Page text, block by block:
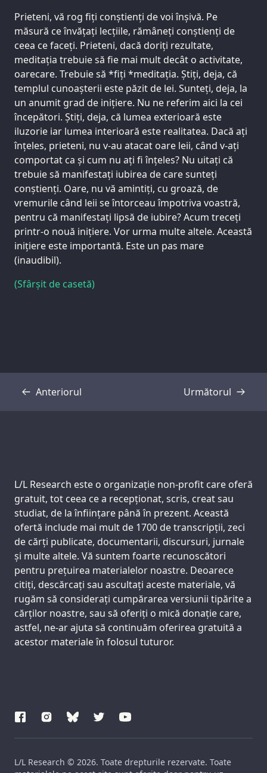
Prieteni, vă rog fiți conștienți de voi înșivă. Pe
măsură ce învățați lecțiile, rămâneți conștienți de
ceea ce faceți. Prieteni, dacă doriți rezultate,
meditația trebuie să fie mai mult decât o activitate,
oarecare. Trebuie să *fiți *meditația. Știți, deja, că
templul cunoașterii este păzit de lei. Sunteți, deja, la
un anumit grad de inițiere. Nu ne referim aici la cei
începători. Știți, deja, că lumea exterioară este
iluzorie iar lumea interioară este realitatea. Dacă ați
înțeles, prieteni, nu v-au atacat oare leii, când v-ați
comportat ca și cum nu ați fi înțeles? Nu uitați că
trebuie să manifestați iubirea de care sunteți
conștienți. Oare, nu vă amintiți, cu groază, de
vremurile când leii se întorceau împotriva voastră,
pentru că manifestați lipsă de iubire? Acum treceți
printr-o nouă inițiere. Vor urma multe altele. Această
inițiere este importantă. Este un pas mare
(inaudibil).
(Sfârșit de casetă)
Anteriorul
Transcriere Următorul
Transcriere
Support us:
L/L Research este o organizație non-profit care oferă
gratuit, tot ceea ce a recepționat, scris, creat sau
studiat, de la înființare până în prezent. Această
ofertă include mai mult de 1700 de transcripții, zeci
de cărți publicate, documentarii, discursuri, jurnale
și multe altele. Vă suntem foarte recunoscători
pentru prețuirea materialelor noastre. Deoarece
citiți, descărcați sau ascultați aceste materiale, vă
rugăm să considerați cumpărarea versiunii tipărite a
cărților noastre, sau să oferiți o mică donație care,
astfel, ne-ar ajuta să continuăm oferirea gratuită a
acestor materiale în folosul tuturor.
L/L Research © 2026. Toate drepturile rezervate. Toate